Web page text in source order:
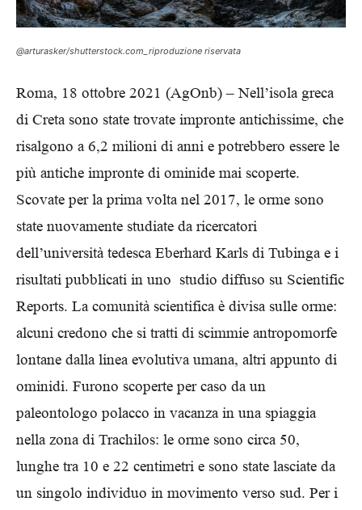
@arturasker/shutterstock.com_riproduzione riservata
Roma, 18 ottobre 2021 (AgOnb) – Nell’isola greca
di Creta sono state trovate impronte antichissime, che
risalgono a 6,2 milioni di anni e potrebbero essere le
più antiche impronte di ominide mai scoperte.
Scovate per la prima volta nel 2017, le orme sono
state nuovamente studiate da ricercatori
dell’università tedesca Eberhard Karls di Tubinga e i
risultati pubblicati in uno studio diffuso su Scientific
Reports. La comunità scientifica è divisa sulle orme:
alcuni credono che si tratti di scimmie antropomorfe
lontane dalla linea evolutiva umana, altri appunto di
ominidi. Furono scoperte per caso da un
paleontologo polacco in vacanza in una spiaggia
nella zona di Trachilos: le orme sono circa 50,
lunghe tra 10 e 22 centimetri e sono state lasciate da
un singolo individuo in movimento verso sud. Per i